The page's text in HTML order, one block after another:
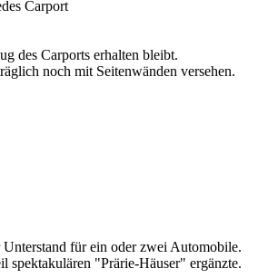
Carport
des Carports erhalten bleibt.
noch mit Seitenwänden versehen.
für ein oder zwei Automobile.
spektakulären "Prärie-Häuser" ergänzte.